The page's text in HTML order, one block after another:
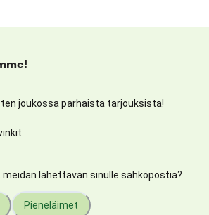
joukossa parhaista tarjouksista!
lähettävän sinulle sähköpostia?
Pieneläimet